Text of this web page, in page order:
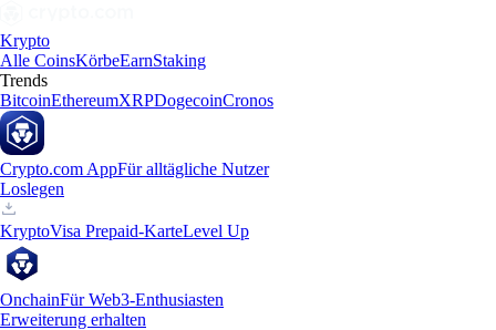
Krypto
Alle CoinsKörbeEarnStaking
Trends
BitcoinEthereumXRPDogecoinCronos
Crypto.com AppFür alltägliche Nutzer
Loslegen
KryptoVisa Prepaid-KarteLevel Up
OnchainFür Web3-Enthusiasten
Erweiterung erhalten